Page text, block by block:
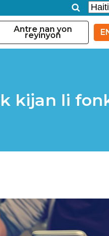
Antre nan yon
reyinyon
kijan li